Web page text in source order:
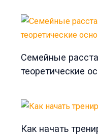
Семейные
теоретические
Как начать